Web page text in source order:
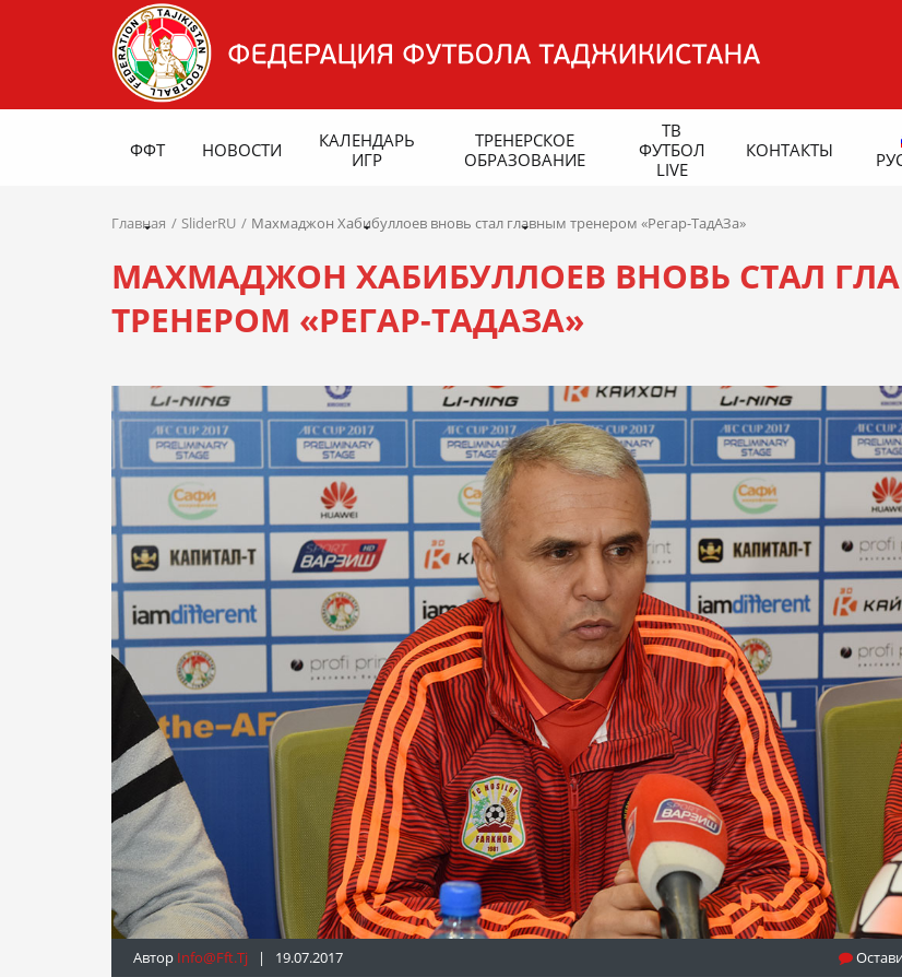
ФФТ НОВОСТИ
КАЛЕНДАРЬ
ИГР
ТРЕНЕРСКОЕ
ОБРАЗОВАНИЕ
ТВ
ФУТБОЛ
LIVE
КОНТАКТЫ
Главная SliderRU Махмаджон Хабибуллоев вновь стал главным тренером «Регар-ТадАЗа»
МАХМАДЖОН ХАБИБУЛЛОЕВ ВНОВЬ СТАЛ
ТРЕНЕРОМ «РЕГАР-ТАДАЗА»
Автор Info@fft.tj | 19.07.2017